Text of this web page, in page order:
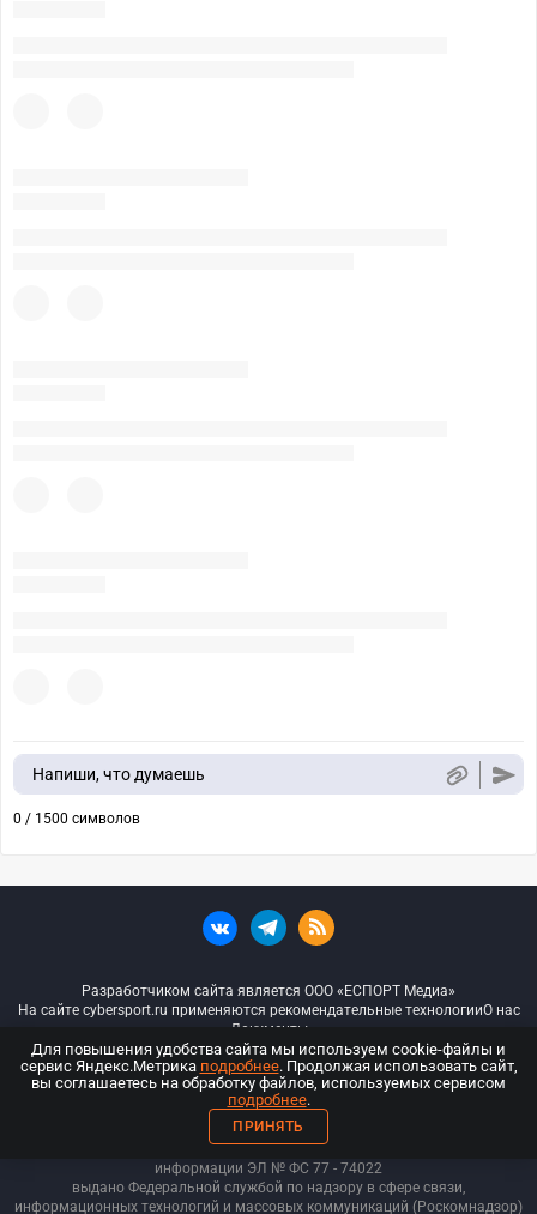
Напиши, что думаешь
0 / 1500 символов
Разработчиком сайта является ООО «ЕСПОРТ Медиа»
На сайте cybersport.ru применяются рекомендательные технологииО нас
Документы
© ООО «Киберспорт.ру» — Все права защищены
18+
ООО «Киберспорт.ру». Свидетельство о регистрации средств массовой
информации ЭЛ № ФС 77 - 74022
выдано Федеральной службой по надзору в сфере связи,
информационных технологий и массовых коммуникаций (Роскомнадзор)
Для повышения удобства сайта мы используем cookie-файлы и
сервис Яндекс.Метрика подробнее. Продолжая использовать сайт,
вы соглашаетесь на обработку файлов, используемых сервисом
подробнее.
ПРИНЯТЬ